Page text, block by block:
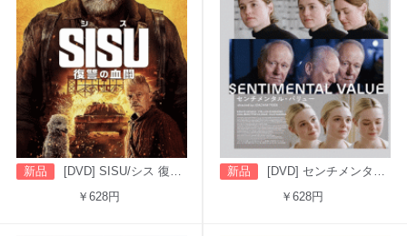
新品
[DVD] SISU/シス 復讐の血闘（字幕版）
￥628円
新品
[DVD] センチメンタル・バリュー
￥628円